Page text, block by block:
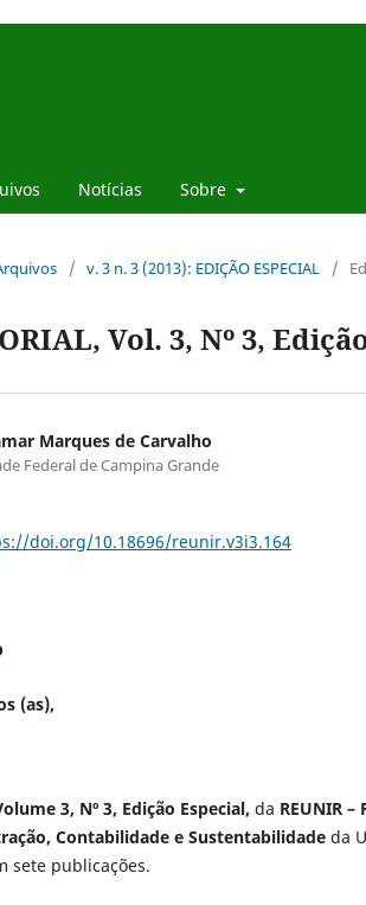
Notícias Sobre
/ v. 3 n. 3 (2013): EDIÇÃO ESPECIAL /
Vol. 3, Nº 3,
Marques de Carvalho
Federal de Campina Grande
doi.org/10.18696/reunir.v3i3.164
(as),
3, Nº 3, Edição Especial, da REUNIR –
Contabilidade e Sustentabilidade da
sete publicações.